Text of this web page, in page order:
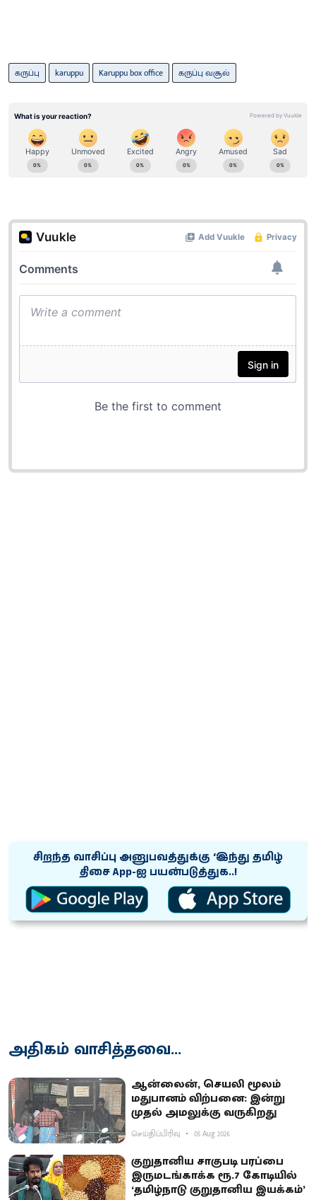
கருப்பு karuppu Karuppu box office கருப்பு வசூல்
சிறந்த வாசிப்பு அனுபவத்துக்கு ‘இந்து தமிழ்
திசை App-ஐ பயன்படுத்துக..!
அதிகம் வாசித்தவை...
ஆன்லைன், செயலி மூலம்
மதுபானம் விற்பனை: இன்று
முதல் அமலுக்கு வருகிறது
செய்திப்பிரிவு 05 Aug 2026
குறுதானிய சாகுபடி பரப்பை
இருமடங்காக்க ரூ.7 கோடியில்
‘தமிழ்நாடு குறுதானிய இயக்கம்’